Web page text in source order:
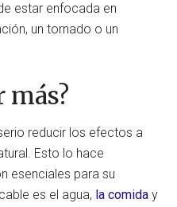
estar enfocada en
un tornado o un
más?
reducir los efectos a
Esto lo hace
esenciales para su
es el agua, la comida y